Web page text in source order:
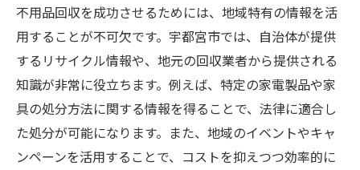
不用品回収を成功させるためには、地域特有の情報を活
用することが不可欠です。宇都宮市では、自治体が提供
するリサイクル情報や、地元の回収業者から提供される
知識が非常に役立ちます。例えば、特定の家電製品や家
具の処分方法に関する情報を得ることで、法律に適合し
た処分が可能になります。また、地域のイベントやキャ
ンペーンを活用することで、コストを抑えつつ効率的に